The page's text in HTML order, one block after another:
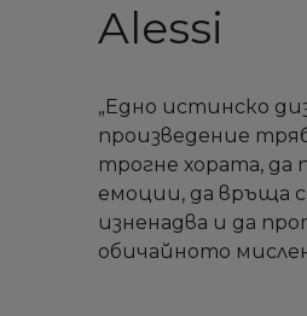
Alessi
„Едно истинско
произведение
трогне хората, да
емоции, да връща
изненадва и да
обичайното